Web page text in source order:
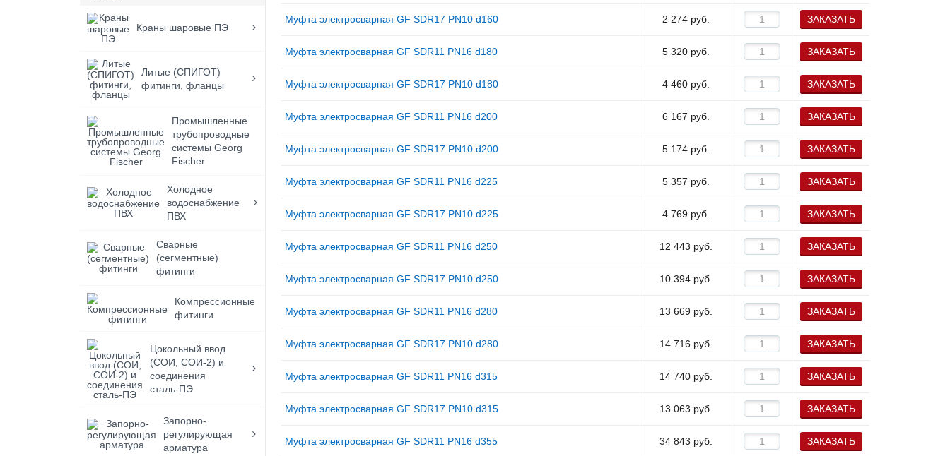
Краны шаровые ПЭ
Литые (СПИГОТ)
фитинги, фланцы
Промышленные
трубопроводные
системы Georg
Fischer
Холодное
водоснабжение
ПВХ
Сварные
(сегментные)
фитинги
Компрессионные
фитинги
Цокольный ввод
(СОИ, СОИ-2) и
соединения
сталь-ПЭ
Запорно-
регулирующая
арматура
Муфта электросварная GF SDR17 PN10 d160 2 274 руб. ЗАКАЗАТЬ
Муфта электросварная GF SDR11 PN16 d180 5 320 руб. ЗАКАЗАТЬ
Муфта электросварная GF SDR17 PN10 d180 4 460 руб. ЗАКАЗАТЬ
Муфта электросварная GF SDR11 PN16 d200 6 167 руб. ЗАКАЗАТЬ
Муфта электросварная GF SDR17 PN10 d200 5 174 руб. ЗАКАЗАТЬ
Муфта электросварная GF SDR11 PN16 d225 5 357 руб. ЗАКАЗАТЬ
Муфта электросварная GF SDR17 PN10 d225 4 769 руб. ЗАКАЗАТЬ
Муфта электросварная GF SDR11 PN16 d250 12 443 руб. ЗАКАЗАТЬ
Муфта электросварная GF SDR17 PN10 d250 10 394 руб. ЗАКАЗАТЬ
Муфта электросварная GF SDR11 PN16 d280 13 669 руб. ЗАКАЗАТЬ
Муфта электросварная GF SDR17 PN10 d280 14 716 руб. ЗАКАЗАТЬ
Муфта электросварная GF SDR11 PN16 d315 14 740 руб. ЗАКАЗАТЬ
Муфта электросварная GF SDR17 PN10 d315 13 063 руб. ЗАКАЗАТЬ
Муфта электросварная GF SDR11 PN16 d355 34 843 руб. ЗАКАЗАТЬ